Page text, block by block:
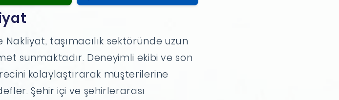
taşımacılık sektöründe uzun
sunmaktadır. Deneyimli ekibi ve son
kolaylaştırarak müşterilerine
Şehir içi ve şehirlerarası